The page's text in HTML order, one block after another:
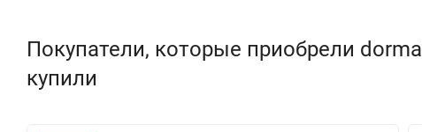
Покупатели, которые приобрели
купили